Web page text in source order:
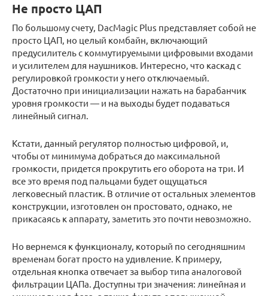
Не просто ЦАП
По большому счету, DacMagic Plus представляет собой не
просто ЦАП, но целый комбайн, включающий
предусилитель с коммутируемыми цифровыми входами
и усилителем для наушников. Интересно, что каскад с
регулировкой громкости у него отключаемый.
Достаточно при инициализации нажать на барабанчик
уровня громкости — и на выходы будет подаваться
линейный сигнал.
Кстати, данный регулятор полностью цифровой, и,
чтобы от минимума добраться до максимальной
громкости, придется прокрутить его оборота на три. И
все это время под пальцами будет ощущаться
легковесный пластик. В отличие от остальных элементов
конструкции, изготовлен он простовато, однако, не
прикасаясь к аппарату, заметить это почти невозможно.
Но вернемся к функционалу, который по сегодняшним
временам богат просто на удивление. К примеру,
отдельная кнопка отвечает за выбор типа аналоговой
фильтрации ЦАПа. Доступны три значения: линейная и